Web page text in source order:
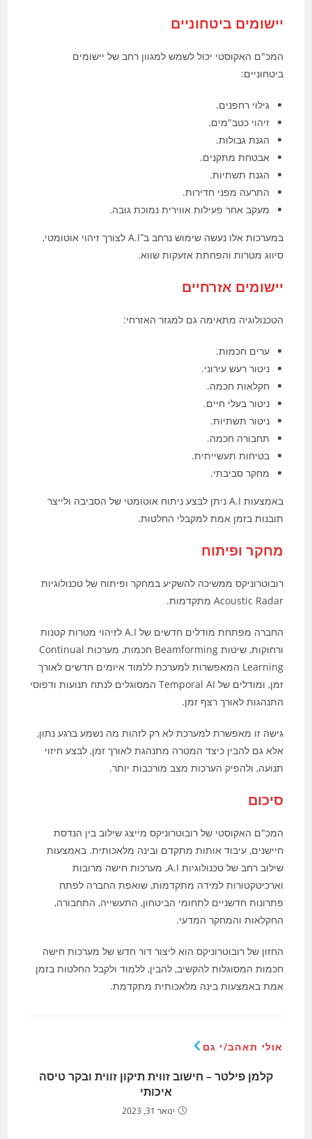
יישומים ביטחוניים
המכ"ם האקוסטי יכול לשמש למגוון רחב של יישומים
ביטחוניים:
גילוי רחפנים.
זיהוי כטב"מים.
הגנת גבולות.
אבטחת מתקנים.
הגנת תשתיות.
התרעה מפני חדירות.
מעקב אחר פעילות אווירית נמוכת גובה.
במערכות אלו נעשה שימוש נרחב ב־A.I לצורך זיהוי אוטומטי,
סיווג מטרות והפחתת אזעקות שווא.
יישומים אזרחיים
הטכנולוגיה מתאימה גם למגזר האזרחי:
ערים חכמות.
ניטור רעש עירוני.
חקלאות חכמה.
ניטור בעלי חיים.
ניטור תשתיות.
תחבורה חכמה.
בטיחות תעשייתית.
מחקר סביבתי.
באמצעות A.I ניתן לבצע ניתוח אוטומטי של הסביבה ולייצר
תובנות בזמן אמת למקבלי החלטות.
מחקר ופיתוח
רובוטרוניקס ממשיכה להשקיע במחקר ופיתוח של טכנולוגיות
Acoustic Radar מתקדמות.
החברה מפתחת מודלים חדשים של A.I לזיהוי מטרות קטנות
ורחוקות, שיטות Beamforming חכמות, מערכות Continual
Learning המאפשרות למערכת ללמוד איומים חדשים לאורך
זמן, ומודלים של Temporal AI המסוגלים לנתח תנועות ודפוסי
התנהגות לאורך רצף זמן.
גישה זו מאפשרת למערכת לא רק לזהות מה נשמע ברגע נתון,
אלא גם להבין כיצד המטרה מתנהגת לאורך זמן, לבצע חיזוי
תנועה, ולהפיק הערכות מצב מורכבות יותר.
סיכום
המכ"ם האקוסטי של רובוטרוניקס מייצג שילוב בין הנדסת
חיישנים, עיבוד אותות מתקדם ובינה מלאכותית. באמצעות
שילוב רחב של טכנולוגיות A.I, מערכות חישה מרובות
וארכיטקטורות למידה מתקדמות, שואפת החברה לפתח
פתרונות חדשניים לתחומי הביטחון, התעשייה, התחבורה,
החקלאות והמחקר המדעי.
החזון של רובוטרוניקס הוא ליצור דור חדש של מערכות חישה
חכמות המסוגלות להקשיב, להבין, ללמוד ולקבל החלטות בזמן
אמת באמצעות בינה מלאכותית מתקדמת.
אולי תאהב/י גם
קלמן פילטר – חישוב זווית תיקון זווית ובקר טיסה
איכותי
ינואר 31, 2023